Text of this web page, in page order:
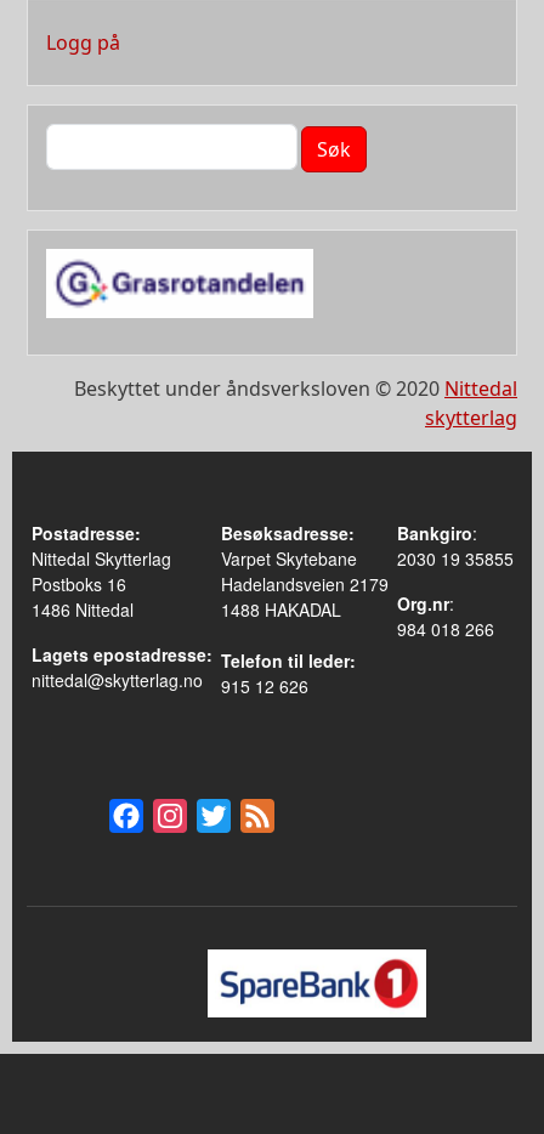
User account menu
Logg på
Søk
Beskyttet under åndsverksloven © 2020 Nittedal
skytterlag
Postadresse:
Nittedal Skytterlag
Postboks 16
1486 Nittedal
Lagets epostadresse:
nittedal@skytterlag.no
Besøksadresse:
Varpet Skytebane
Hadelandsveien 2179
1488 HAKADAL
Telefon til leder:
915 12 626
Bankgiro:
2030 19 35855
Org.nr:
984 018 266
FacebookInstagram
Twitter